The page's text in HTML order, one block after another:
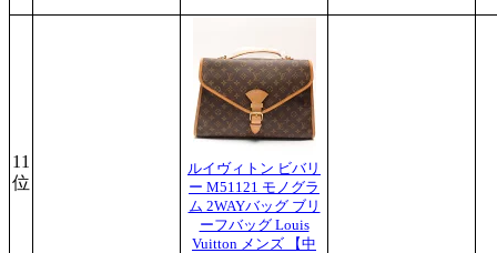
11
位
ルイヴィトン ビバリ
ー M51121 モノグラ
ム 2WAYバッグ ブリ
ーフバッグ Louis
Vuitton メンズ 【中